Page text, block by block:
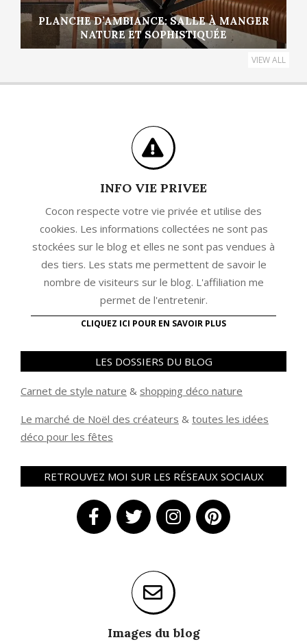
PLANCHE D’AMBIANCE: SALLE À MANGER
NATURE ET SOPHISTIQUÉE
VIEW ALL
INFO VIE PRIVEE
Cocon respecte votre vie privée et utilise des
cookies. Les informations collectées ne sont pas
stockées sur le blog et elles ne sont pas vendues à
des tiers. Les stats me permettent de savoir le
nombre de visiteurs sur le blog. L'affiliation me
permet de l'entretenir.
CLIQUEZ ICI POUR EN SAVOIR PLUS
LES DOSSIERS DU BLOG
Carnet de style nature & shopping déco nature
Le marché de Noël des créateurs & toutes les idées
déco pour les fêtes
RETROUVEZ MOI SUR LES RÉSEAUX SOCIAUX
Images du blog